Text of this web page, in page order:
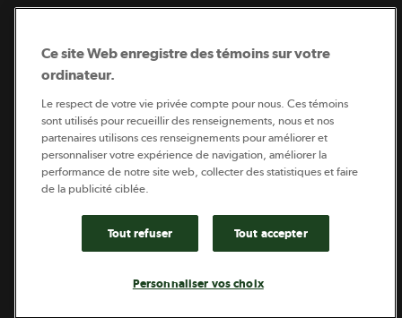
Coopérateur est publié par Sollio Groupe Coopératif.
Il est l’outil d’information de la coopération agricole
québécoise.
Ce site Web enregistre des témoins sur votre
ordinateur.
Le respect de votre vie privée compte pour nous. Ces témoins
sont utilisés pour recueillir des renseignements, nous et nos
partenaires utilisons ces renseignements pour améliorer et
personnaliser votre expérience de navigation, améliorer la
performance de notre site web, collecter des statistiques et faire
de la publicité ciblée.
Tout refuser Tout accepter
Personnaliser vos choix